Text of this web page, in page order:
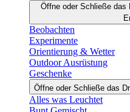
Öffne oder Schließe das
Beobachten
Experimente
Orientierung & Wetter
Outdoor Ausrüstung
Geschenke
Öffne oder Schließe das
Alles was Leuchtet